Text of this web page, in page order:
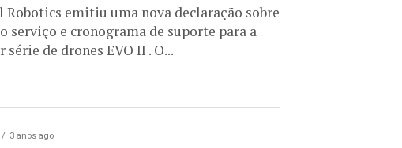
Robotics emitiu uma nova declaração sobre
serviço e cronograma de suporte para a
série de drones EVO II . O...
3 anos ago